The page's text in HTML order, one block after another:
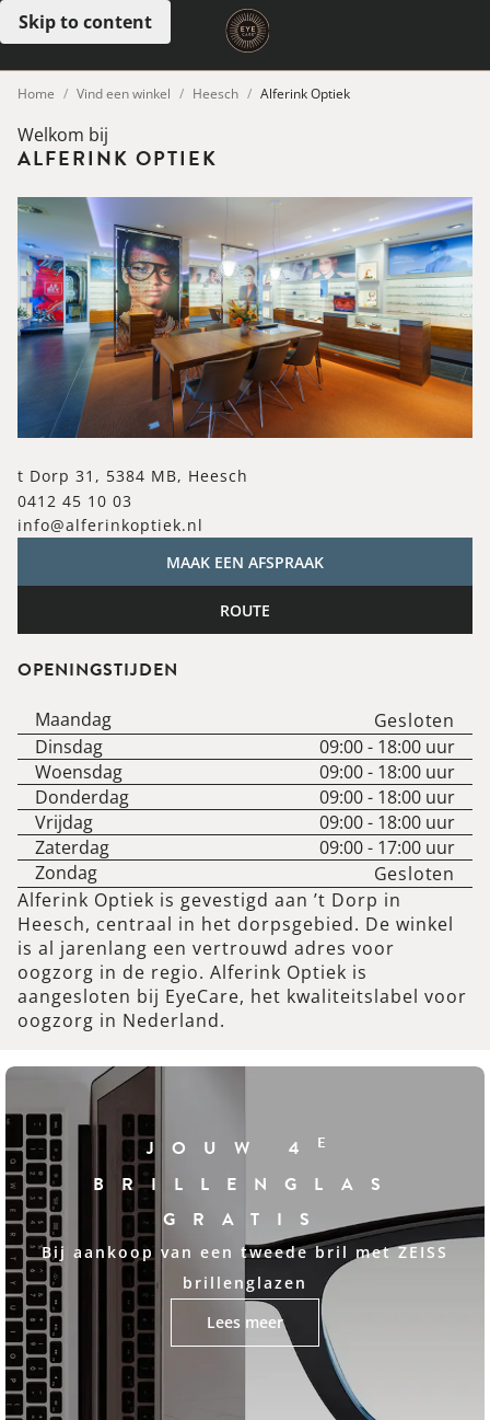
Skip to content
Open menu
Home Vind een winkel Heesch Alferink Optiek
Welkom bij
ALFERINK OPTIEK
t Dorp 31, 5384 MB, Heesch
0412 45 10 03
info@alferinkoptiek.nl
MAAK EEN AFSPRAAK
ROUTE
OPENINGSTIJDEN
Maandag
Gesloten
Dinsdag
09:00- 18:00 uur
Woensdag
09:00- 18:00 uur
Donderdag
09:00- 18:00 uur
Vrijdag
09:00- 18:00 uur
Zaterdag
09:00- 17:00 uur
Zondag
Gesloten
Alferink Optiek is gevestigd aan ’t Dorp in
Heesch, centraal in het dorpsgebied. De winkel
is al jarenlang een vertrouwd adres voor
oogzorg in de regio. Alferink Optiek is
aangesloten bij EyeCare, het kwaliteitslabel voor
oogzorg in Nederland.
JOUW 4 E
BRILLENGLAS
GRATIS
Bij aankoop van een tweede bril met ZEISS
brillenglazen
Lees meer